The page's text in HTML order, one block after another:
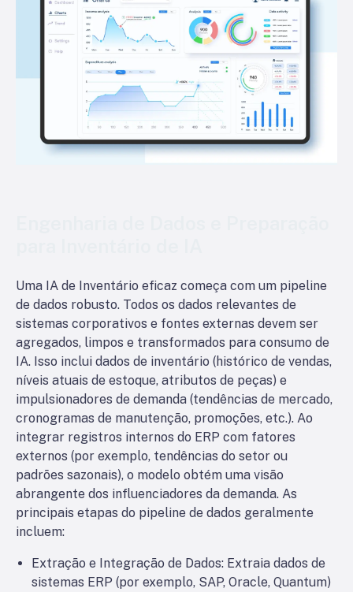
Uma IA de Inventário eficaz começa com um pipeline
de dados robusto. Todos os dados relevantes de
sistemas corporativos e fontes externas devem ser
agregados, limpos e transformados para consumo de
IA. Isso inclui dados de inventário (histórico de vendas,
níveis atuais de estoque, atributos de peças) e
impulsionadores de demanda (tendências de mercado,
cronogramas de manutenção, promoções, etc.). Ao
integrar registros internos do ERP com fatores
externos (por exemplo, tendências do setor ou
padrões sazonais), o modelo obtém uma visão
abrangente dos influenciadores da demanda. As
principais etapas do pipeline de dados geralmente
incluem:
Extração e Integração de Dados: Extraia dados de
sistemas ERP (por exemplo, SAP, Oracle, Quantum)